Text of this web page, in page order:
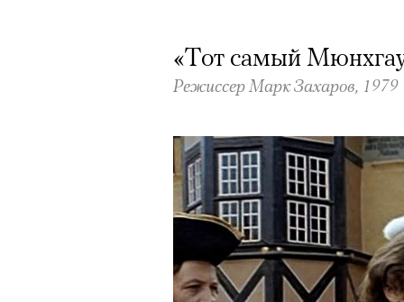
«Тот самый
Режиссер Марк Захаров, 1979
высота меняет
тянет с новой
Подписывайтесь на